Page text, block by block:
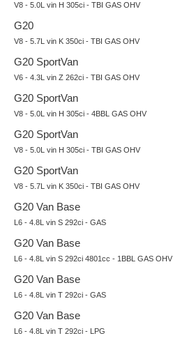
V8 - 5.0L vin H 305ci - TBI GAS OHV
G20
V8 - 5.7L vin K 350ci - TBI GAS OHV
G20 SportVan
V6 - 4.3L vin Z 262ci - TBI GAS OHV
G20 SportVan
V8 - 5.0L vin H 305ci - 4BBL GAS OHV
G20 SportVan
V8 - 5.0L vin H 305ci - TBI GAS OHV
G20 SportVan
V8 - 5.7L vin K 350ci - TBI GAS OHV
G20 Van Base
L6 - 4.8L vin S 292ci - GAS
G20 Van Base
L6 - 4.8L vin S 292ci 4801cc - 1BBL GAS OHV
G20 Van Base
L6 - 4.8L vin T 292ci - GAS
G20 Van Base
L6 - 4.8L vin T 292ci - LPG